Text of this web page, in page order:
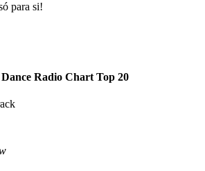
para si!
Radio Chart Top 20